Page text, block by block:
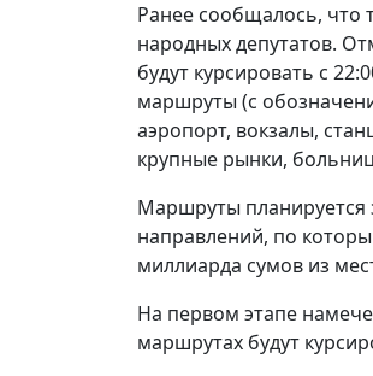
Ранее сообщалось, что
народных депутатов.
будут курсировать с
маршруты (с
аэропорт, вокзалы,
крупные рынки,
Маршруты планируется
направлений, по
миллиарда сумов из
На первом этапе
маршрутах будут